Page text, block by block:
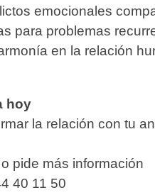
emocionales
para problemas
en la relación
hoy
la relación con tu
pide más información
40 11 50